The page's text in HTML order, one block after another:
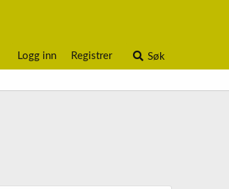
Logg inn Registrer Søk